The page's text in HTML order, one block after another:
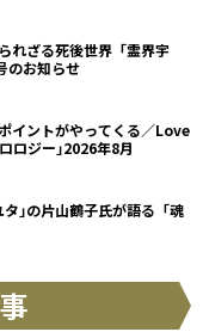
ざる死後世界「霊界宇
のお知らせ
イントがやってくる／Love
ロジー｣2026年8月
｣の片山鶴子氏が語る「魂